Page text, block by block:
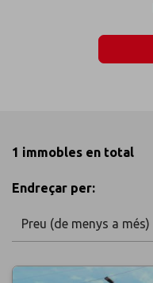
1 immobles en total
Endreçar per:
Preu (de menys a més)
Previous